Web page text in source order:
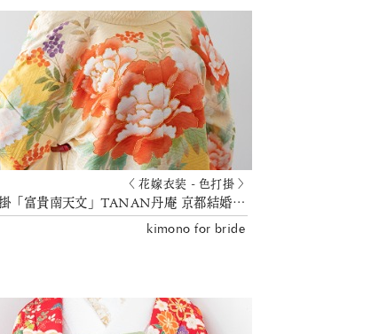
〈 花嫁衣装 - 色打掛 〉
色打掛「富貴南天文」TANAN丹庵 京都結婚式 婚礼貸衣装
kimono for bride